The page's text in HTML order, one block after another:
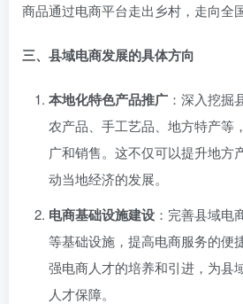
商品通过电商平台走出乡村，走向全
三、县域电商发展的具体方向
本地化特色产品推广 ：深入挖掘
农产品、手工艺品、地方特产等
广和销售。这不仅可以提升地方
动当地经济的发展。
电商基础设施建设 ：完善县域电
等基础设施，提高电商服务的便
强电商人才的培养和引进，为县
人才保障。